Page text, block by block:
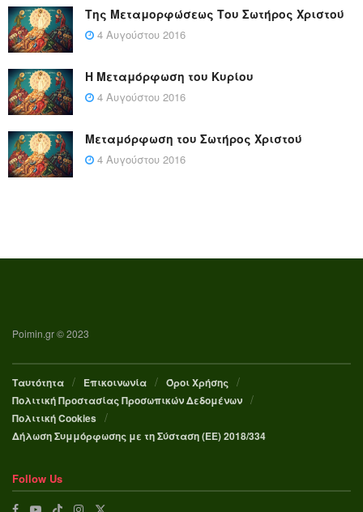
Της Μεταμορφώσεως Του Σωτήρος Χριστού
4 Αυγούστου 2016
Η Μεταμόρφωση του Κυρίου
4 Αυγούστου 2016
Μεταμόρφωση του Σωτήρος Χριστού
4 Αυγούστου 2016
Poimin.gr © 2023
Ταυτότητα Επικοινωνία
Όροι Χρήσης
Πολιτική Προστασίας Προσωπικών Δεδομένων
Πολιτική Cookies
Δήλωση Συμμόρφωσης με τη Σύσταση (ΕΕ) 2018/334
Follow Us